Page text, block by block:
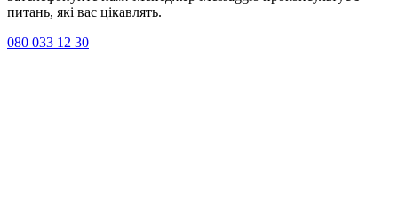
питань, які вас цікавлять.
080 033 12 30